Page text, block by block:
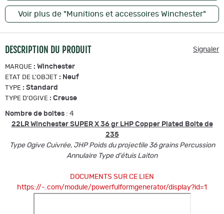
Voir plus de "Munitions et accessoires Winchester"
DESCRIPTION DU PRODUIT Signaler
MARQUE : Winchester
ETAT DE L'OBJET : Neuf
TYPE : Standard
TYPE D'OGIVE : Creuse
Nombre de boites : 4
22LR Winchester SUPER X 36 gr LHP Copper Plated Boite de
235
Type Ogive Cuivrée, JHP Poids du projectile 36 grains Percussion
Annulaire Type d'étuis Laiton
DOCUMENTS SUR CE LIEN
https://-.com/module/powerfulformgenerator/display?id=1